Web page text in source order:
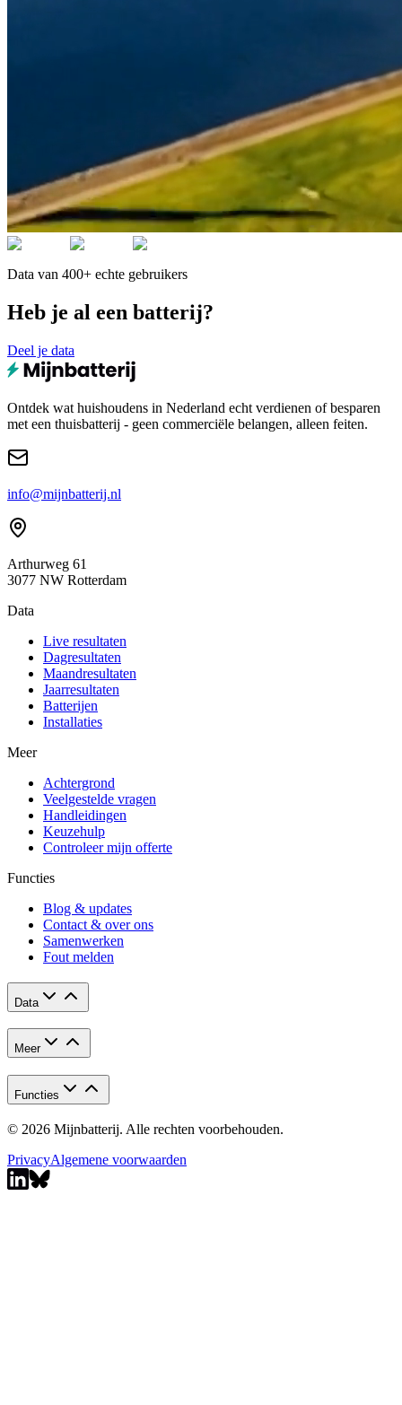
Data van 400+ echte gebruikers
Heb je al een batterij?
Deel je data
Ontdek wat huishoudens in Nederland echt verdienen of besparen
met een thuisbatterij - geen commerciële belangen, alleen feiten.
info@mijnbatterij.nl
Arthurweg 61
3077 NW Rotterdam
Data
Live resultaten
Dagresultaten
Maandresultaten
Jaarresultaten
Batterijen
Installaties
Meer
Achtergrond
Veelgestelde vragen
Handleidingen
Keuzehulp
Controleer mijn offerte
Functies
Blog & updates
Contact & over ons
Samenwerken
Fout melden
Data
Meer
Functies
© 2026 Mijnbatterij. Alle rechten voorbehouden.
PrivacyAlgemene voorwaarden